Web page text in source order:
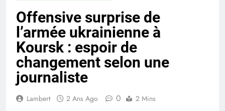
Offensive surprise de
l’armée ukrainienne à
Koursk : espoir de
changement selon une
journaliste
Lambert 2 Ans Ago 0 2 Mins